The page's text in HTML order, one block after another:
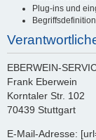
Plug-ins und
EBERWEIN-
Frank Eberwein
Korntaler Str. 102
70439 Stuttgart
E-Mail-Adresse: